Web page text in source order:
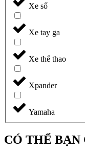
Xe số
Xe tay ga
Xe thể thao
Xpander
Yamaha
CÓ THỂ BẠN